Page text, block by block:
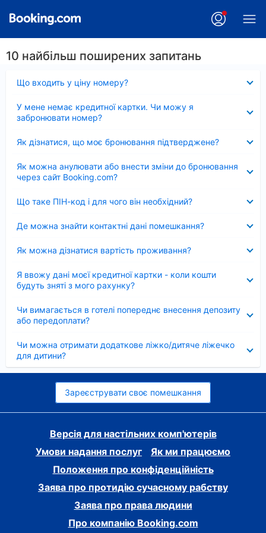
10 найбільш поширених запитань
Що входить у ціну номеру?
У мене немає кредитної картки. Чи можу я
забронювати номер?
Як дізнатися, що моє бронювання підтверджене?
Як можна анулювати або внести зміни до бронювання
через сайт Booking.com?
Що таке ПІН-код і для чого він необхідний?
Де можна знайти контактні дані помешкання?
Як можна дізнатися вартість проживання?
Я ввожу дані моєї кредитної картки - коли кошти
будуть зняті з мого рахунку?
Чи вимагається в готелі попереднє внесення депозиту
або передоплати?
Чи можна отримати додаткове ліжко/дитяче ліжечко
для дитини?
Зареєструвати своє помешкання
Версія для настільних комп'ютерів
Умови надання послуг
Як ми працюємо
Положення про конфіденційність
Заява про протидію сучасному рабству
Заява про права людини
Про компанію Booking.com